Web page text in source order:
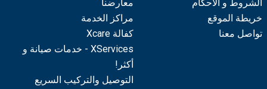
الشروط و الأحكام
خريطة الموقع
تواصل معنا
معارضنا
مراكز الخدمة
كفالة Xcare
XServices - خدمات صيانة و
أكثر!
التوصيل والتركيب السريع